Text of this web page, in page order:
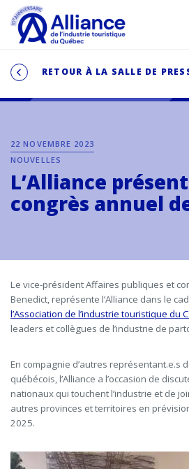
RETOUR À LA SALLE DE
22 NOVEMBRE 2023
NOUVELLES
L’Alliance
congrès annuel
Le vice-président Affaires publiques et
Benedict, représente l’Alliance dans le
l’Association de l’industrie touristique du
leaders et collègues de l’industrie de
En compagnie d’autres représentant.e.s
québécois, l’Alliance a l’occasion de
nationaux qui touchent l’industrie et de
autres provinces et territoires en
2025.